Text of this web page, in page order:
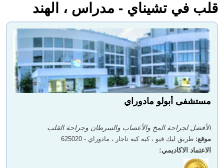
قلب في تشيناي - مدراس ، الهند
مستشفى أبولو مادوراي
الأفضل لجراحة المخ والأعصاب والسرطان وجراحة القلب
موقع: طريق ليك فيو ، كيه كيه ناجار ، مادوراي - 625020
الاعتماد الاكاديمي: